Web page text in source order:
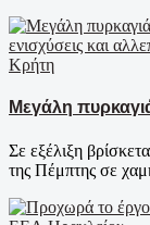
Κρήτη
Μεγάλη
Σε εξέλιξη
της Πέμπτης σε